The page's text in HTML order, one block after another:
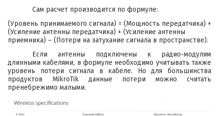
Сам расчет производится по формуле:
(Уровень принимаемого сигнала) = (Мощность передатчика) +
(Усиление антенны передатчика) + (Усиление антенны
приемника) – (Потери на затухание сигнала в пространстве).
Если антенны подключены к радио-модулям
длинными кабелями, в формуле необходимо учитывать также
уровень потери сигнала в кабеле. Но для большинства
продуктов MikroTik данные потери можно считать
пренебрежимо малыми.